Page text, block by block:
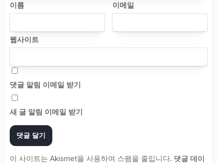
이름 이메일
웹사이트
댓글 알림 이메일 받기
새 글 알림 이메일 받기
이 사이트는 Akismet을 사용하여 스팸을 줄입니다. 댓글 데이